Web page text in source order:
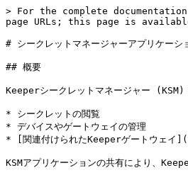
> For the complete
page URLs; this page is
# シークレットマネージャーアプリケーシ
## 概要
Keeperシークレットマネージャー (KSM)
* シークレットの閲覧
* デバイスやゲートウェイの管理
* [関連付けられたKeeperゲートウ
KSMアプリケーションの共有により、